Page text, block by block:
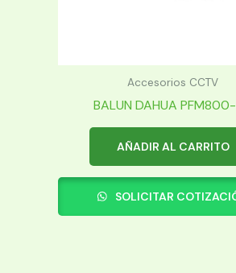
Accesorios CCTV
BALUN DAHUA
AÑADIR AL CARRITO
SOLICITAR